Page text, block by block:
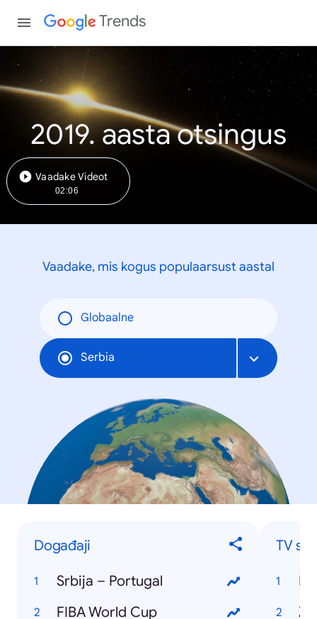
Trends
2019. aasta otsingus
Vaadake Videot
02:06
Vaadake, mis kogus populaarsust aastal
Globaalne
Serbia
Događaji
Srbija – Portugal
FIBA World Cup
TV